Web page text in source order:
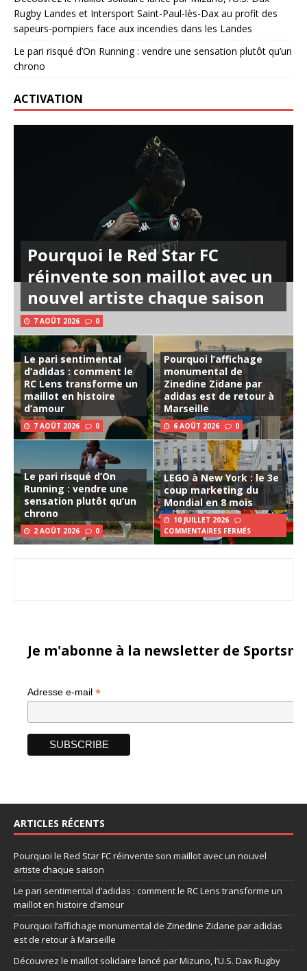
Rugby Landes et Intersport Saint-Paul-lès-Dax au profit des
sapeurs-pompiers face aux incendies dans les Landes
Le pari risqué d’On Running : vendre une sensation plutôt qu’un
chrono
ACTIVATION
Pourquoi le Red Star FC
réinvente son maillot avec un
nouvel artiste chaque saison
7 AOÛT 2026 0
Le pari sentimental
d’adidas : comment le
RC Lens transforme un
maillot en histoire
d’amour
7 AOÛT 2026 0
Pourquoi l’affichage
monumental de
Zinedine Zidane par
adidas est de retour à
Marseille
6 AOÛT 2026 0
Le pari risqué d’On
Running : vendre une
sensation plutôt qu’un
chrono
2 AOÛT 2026 0
LEGO à New York : le 3e
coup marketing du
Mondial en 8 mois
10 JUILLET 2026
COMMENTAIRES FERMÉS
Je m'abonne à la newsletter de
Adresse e-mail *
ARTICLES RÉCENTS
Pourquoi le Red Star FC réinvente son maillot avec un nouvel
artiste chaque saison
Le pari sentimental d’adidas : comment le RC Lens transforme un
maillot en histoire d’amour
Pourquoi l’affichage monumental de Zinedine Zidane par adidas
est de retour à Marseille
Découvrez le maillot solidaire lancé par Mizuno, l’U.S. Dax Rugby